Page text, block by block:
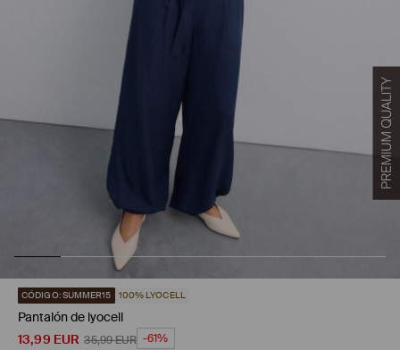
CÓDIGO: SUMMER15 100% LYOCELL
Pantalón de lyocell
13,99 EUR 35,99EUR -61%